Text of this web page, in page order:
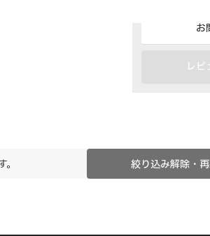
お
レビ
絞り込み解除・